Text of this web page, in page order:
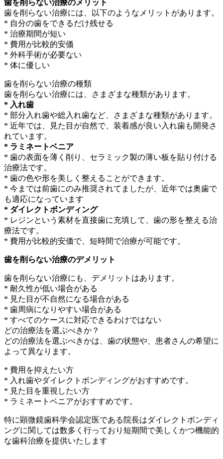
歯を削らない治療のメリット
歯を削らない治療には、以下のようなメリットがあります。
* 自分の歯をできるだけ残せる
* 治療期間が短い
* 費用が比較的安価
* 外科手術が必要ない
* 体に優しい
歯を削らない治療の種類
歯を削らない治療には、さまざまな種類があります。
* 入れ歯
* 部分入れ歯や総入れ歯など、さまざまな種類があります。
* 近年では、見た目が自然で、装着感が良い入れ歯も開発さ
れています。
* ラミネートベニア
* 歯の表面を薄く削り、セラミック製の薄い板を貼り付ける
治療法です。
* 歯の色や形を美しく整えることができます。
* 今までは前歯にのみ推奨されてましたが、近年では奥歯で
も適応になっています
* ダイレクトボンディング
* レジンという素材を直接歯に充填して、歯の形を整える治
療法です。
* 費用が比較的安価で、短時間で治療が可能です。
歯を削らない治療のデメリット
歯を削らない治療にも、デメリットはあります。
* 耐久性が低い場合がある
* 見た目が不自然になる場合がある
* 歯周病になりやすい場合がある
* すべてのケースに対応できるわけではない
どの治療法を選ぶべきか？
どの治療法を選ぶべきかは、歯の状態や、患者さんの希望に
よって異なります。
* 費用を抑えたい方
* 入れ歯やダイレクトボンディングがおすすめです。
* 見た目を重視したい方
* ラミネートベニアがおすすめです。
特に顕微鏡歯科学会認定医である院長はダイレクトボンディ
ングに関しては数多く行っており短期間で美しくかつ機能的
な歯科治療を提供いたします